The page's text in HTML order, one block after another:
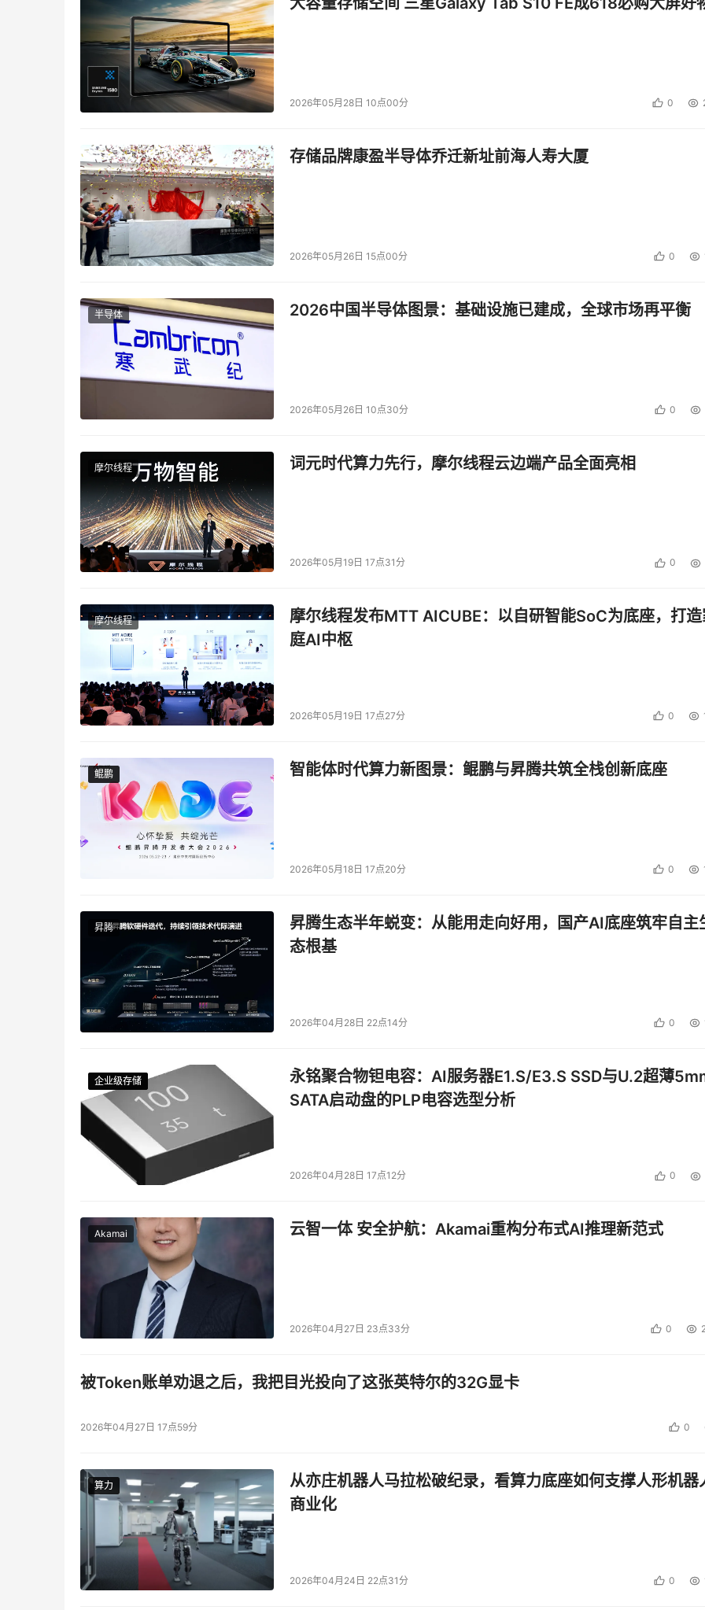
2026年05月28日 10点00分 0
存储品牌康盈半导体乔迁新址前海人寿大厦
2026年05月26日 15点00分 0
半导体 2026中国半导体图景：基础设施已建成，全球市场再平衡
2026年05月26日 10点30分 0
摩尔线程 词元时代算力先行，摩尔线程云边端产品全面亮相
2026年05月19日 17点31分 0
摩尔线程
摩尔线程发布MTT AICUBE：以自研智能SoC为底座，打
庭AI中枢
2026年05月19日 17点27分 0
鲲鹏
鲲鹏 智能体时代算力新图景：鲲鹏与昇腾共筑全栈创新底座
2026年05月18日 17点20分 0
昇腾
昇腾生态半年蜕变：从能用走向好用，国产AI底座筑牢自主
态根基
2026年04月28日 22点14分 0
企业级存储
企业级存储
企业级存储
企业级存储
永铭聚合物钽电容：AI服务器E1.S/E3.S SSD与U.2超薄
SATA启动盘的PLP电容选型分析
2026年04月28日 17点12分 0
Akamai 云智一体 安全护航：Akamai重构分布式AI推理新范式
2026年04月27日 23点33分 0
被Token账单劝退之后，我把目光投向了这张英特尔的32G显卡
2026年04月27日 17点59分 0
算力
算力
从亦庄机器人马拉松破纪录，看算力底座如何支撑人形机器
商业化
2026年04月24日 22点31分 0